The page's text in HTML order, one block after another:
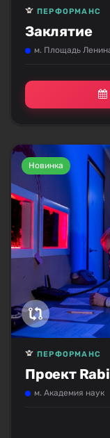
Заклятие
ПЕРФОРМАНС
м. Площадь
Новинка
Проект
ПЕРФОРМАНС
м. Академия наук